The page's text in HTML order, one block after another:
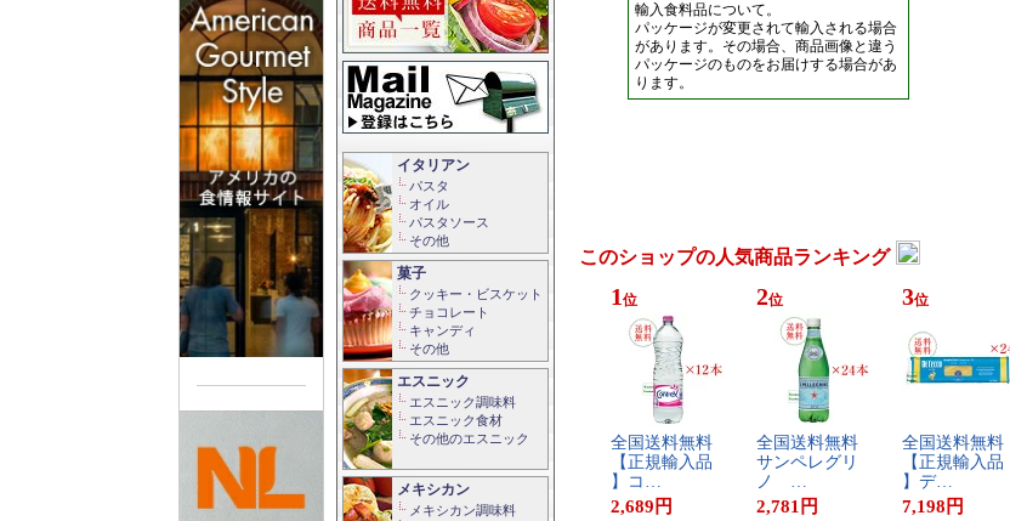
輸入食料品について。
パッケージが変更されて輸入される場合
があります。その場合、商品画像と違う
パッケージのものをお届けする場合があ
ります。
このショップの人気商品ランキング
1 位
全​国​送​料​無​料​
【​正​規​輸​入​品​
】​コ​…
2,689 円
2位
全​国​送​料​無​料​
サ​ン​ペ​レ​グ​リ​
ノ​ ​…
2,781 円
3位
全​国​送​料​無​料​
【​正​規​輸​入​品​
】​デ​…
7,198 円